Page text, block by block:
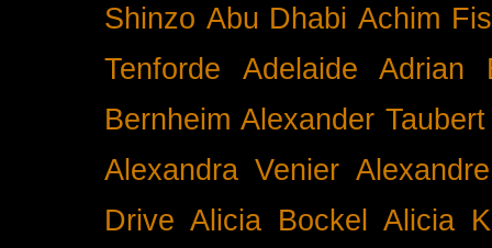
Shinzo Abu Dhabi Achim
Tenforde
Adelaide
Adrian
Bernheim Alexander Taubert
Alexandra Venier
Drive Alicia Bockel
Alicia